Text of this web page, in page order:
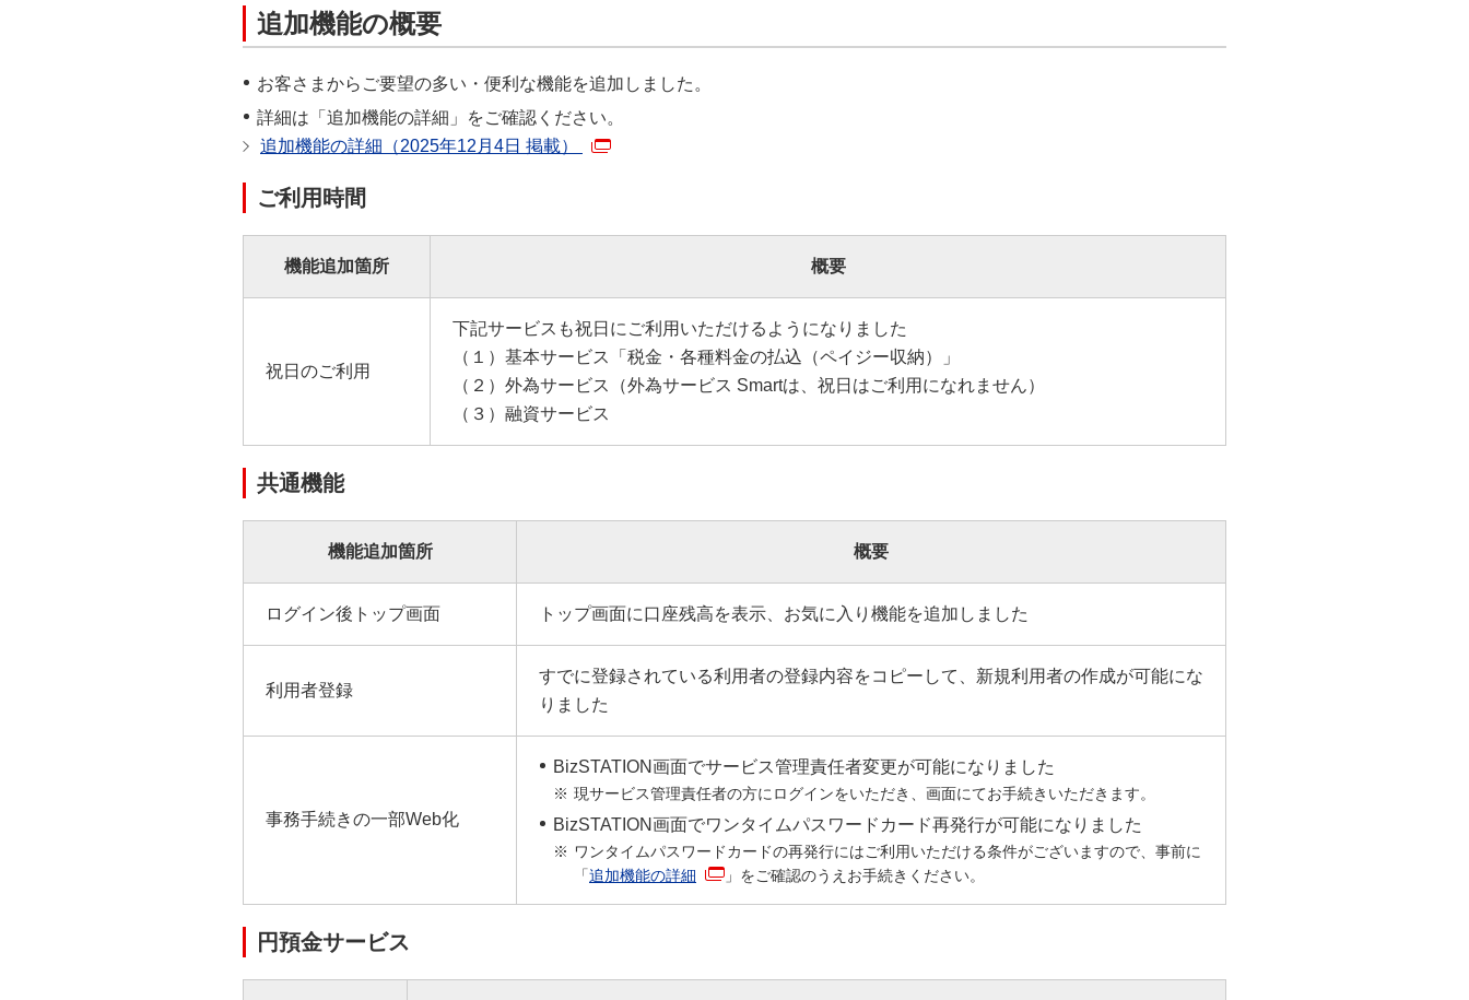
追加機能の概要
お客さまからご要望の多い・便利な機能を追加しました。
詳細は「追加機能の詳細」をご確認ください。
追加機能の詳細（2025年12月4日 掲載）
ご利用時間
機能追加箇所 概要
祝日のご利用
下記サービスも祝日にご利用いただけるようになりました
（１）基本サービス「税金・各種料金の払込（ペイジー収納）」
（２）外為サービス（外為サービス Smartは、祝日はご利用になれません）
（３）融資サービス
共通機能
機能追加箇所 概要
ログイン後トップ画面 トップ画面に口座残高を表示、お気に入り機能を追加しました
利用者登録
すでに登録されている利用者の登録内容をコピーして、新規利用者の作成が可能にな
りました
事務手続きの一部Web化
BizSTATION画面でサービス管理責任者変更が可能になりました
現サービス管理責任者の方にログインをいただき、画面にてお手続きいただきます。
BizSTATION画面でワンタイムパスワードカード再発行が可能になりました
ワンタイムパスワードカードの再発行にはご利用いただける条件がございますので、事前に
「追加機能の詳細 」をご確認のうえお手続きください。
円預金サービス